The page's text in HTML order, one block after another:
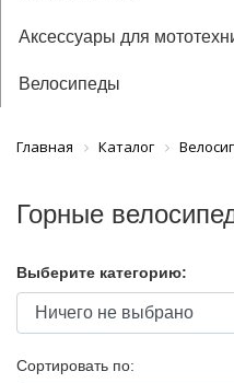
Аксессуары для
Велосипеды
Главная Каталог
Горные
Выберите категорию:
Сортировать по: